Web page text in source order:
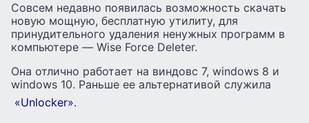
Совсем недавно появилась возможность скачать
новую мощную, бесплатную утилиту, для
принудительного удаления ненужных программ в
компьютере — Wise Force Deleter.
Она отлично работает на виндовс 7, windows 8 и
windows 10. Раньше ее альтернативой служила
«Unlocker».